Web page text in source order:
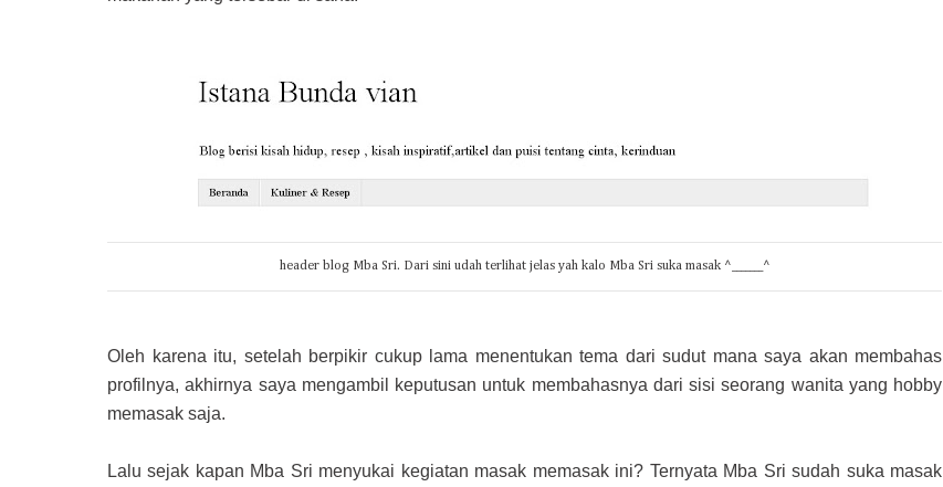
header blog Mba Sri. Dari sini udah terlihat jelas yah kalo Mba Sri suka masak ^_______^
Oleh karena itu, setelah berpikir cukup lama menentukan tema dari sudut mana saya akan membahas
profilnya, akhirnya saya mengambil keputusan untuk membahasnya dari sisi seorang wanita yang hobby
memasak saja.
Lalu sejak kapan Mba Sri menyukai kegiatan masak memasak ini? Ternyata Mba Sri sudah suka masak